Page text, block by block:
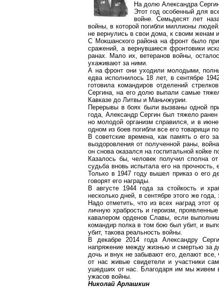
На долю Александра
Этот год особенный для
войне. Семьдесят лет
войны, в которой погибли миллионы
не вернулись в свои дома, к своим женам
С Мокшанского района на фронт было
сражений, а вернувшиеся фронтовики
ранах. Мало их, ветеранов войны,
ухаживают за ними.
А на фронт они уходили молодыми,
едва исполнилось 18 лет, в сентябре
готовила командиров отделений
Сергина, на его долю выпали самые
Кавказе до Литвы и Маньчжурии.
Перерывы в боях были вызваны одной
года, Александр Сергин был тяжело
но молодой организм справился, и в
одном из боев погибли все его товарищи
В советские времена, как память о его
выздоровления от полученной раны,
он снова оказался на госпитальной койке
Казалось бы, человек получил сполна
судьба вновь испытала его на
Только в 1947 году вышел приказ о его
говорят его награды.
В августе 1944 года за стойкость и
несколько дней, в сентябре этого же
Надо отметить, что из всех наград этот
личную храбрость и героизм,
кавалером орденов Славы, если
командир полка в том бою был убит, и
убит, такова реальность войны.
В декабре 2014 года Александру
напряжение между жизнью и смертью за
дочь и внук не забывают его, делают
от нас живые свидетели и участники
ушедших от нас. Благодаря им мы живем
ужасов войны.
Николай Арлашкин